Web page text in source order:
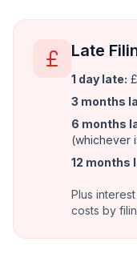
Late
1 day late:
3 months
6 months
(whichever
12 months
Plus
costs by